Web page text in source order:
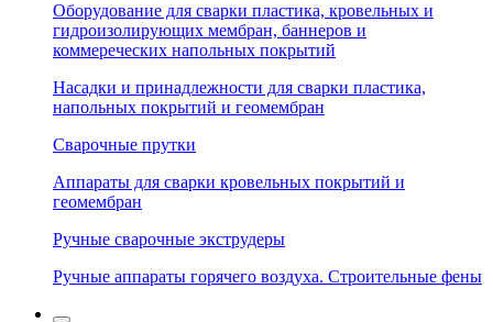
Оборудование для сварки пластика, кровельных и
гидроизолирующих мембран, баннеров и
коммереческих напольных покрытий
Насадки и принадлежности для сварки пластика,
напольных покрытий и геомембран
Сварочные прутки
Аппараты для сварки кровельных покрытий и
геомембран
Ручные сварочные экструдеры
Ручные аппараты горячего воздуха. Строительные фены